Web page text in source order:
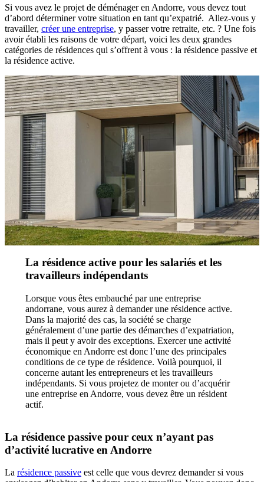
Si vous avez le projet de déménager en Andorre, vous devez tout
d’abord déterminer votre situation en tant qu’expatrié. Allez-vous y
travailler, créer une entreprise, y passer votre retraite, etc. ? Une fois
avoir établi les raisons de votre départ, voici les deux grandes
catégories de résidences qui s’offrent à vous : la résidence passive et
la résidence active.
La résidence active pour les salariés et les
travailleurs indépendants
Lorsque vous êtes embauché par une entreprise
andorrane, vous aurez à demander une résidence active.
Dans la majorité des cas, la société se charge
généralement d’une partie des démarches d’expatriation,
mais il peut y avoir des exceptions. Exercer une activité
économique en Andorre est donc l’une des principales
conditions de ce type de résidence. Voilà pourquoi, il
concerne autant les entrepreneurs et les travailleurs
indépendants. Si vous projetez de monter ou d’acquérir
une entreprise en Andorre, vous devez être un résident
actif.
La résidence passive pour ceux n’ayant pas
d’activité lucrative en Andorre
La résidence passive est celle que vous devrez demander si vous